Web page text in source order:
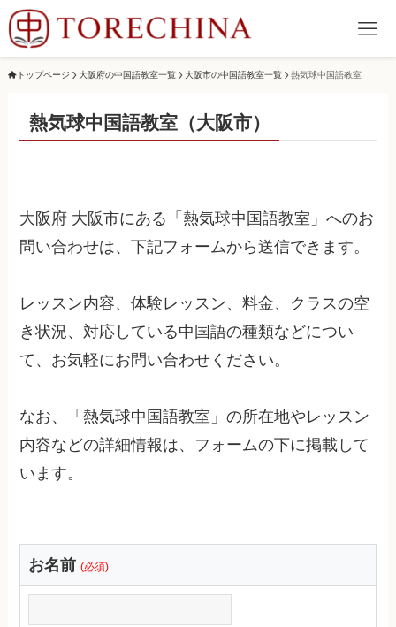
トップページ 大阪府の中国語教室一覧 大阪市の中国語教室一覧 熱気球中国語教室
熱気球中国語教室（大阪市）
大阪府 大阪市にある「熱気球中国語教室」へのお
問い合わせは、下記フォームから送信できます。
レッスン内容、体験レッスン、料金、クラスの空
き状況、対応している中国語の種類などについ
て、お気軽にお問い合わせください。
なお、「熱気球中国語教室」の所在地やレッスン
内容などの詳細情報は、フォームの下に掲載して
います。
お名前 (必須)